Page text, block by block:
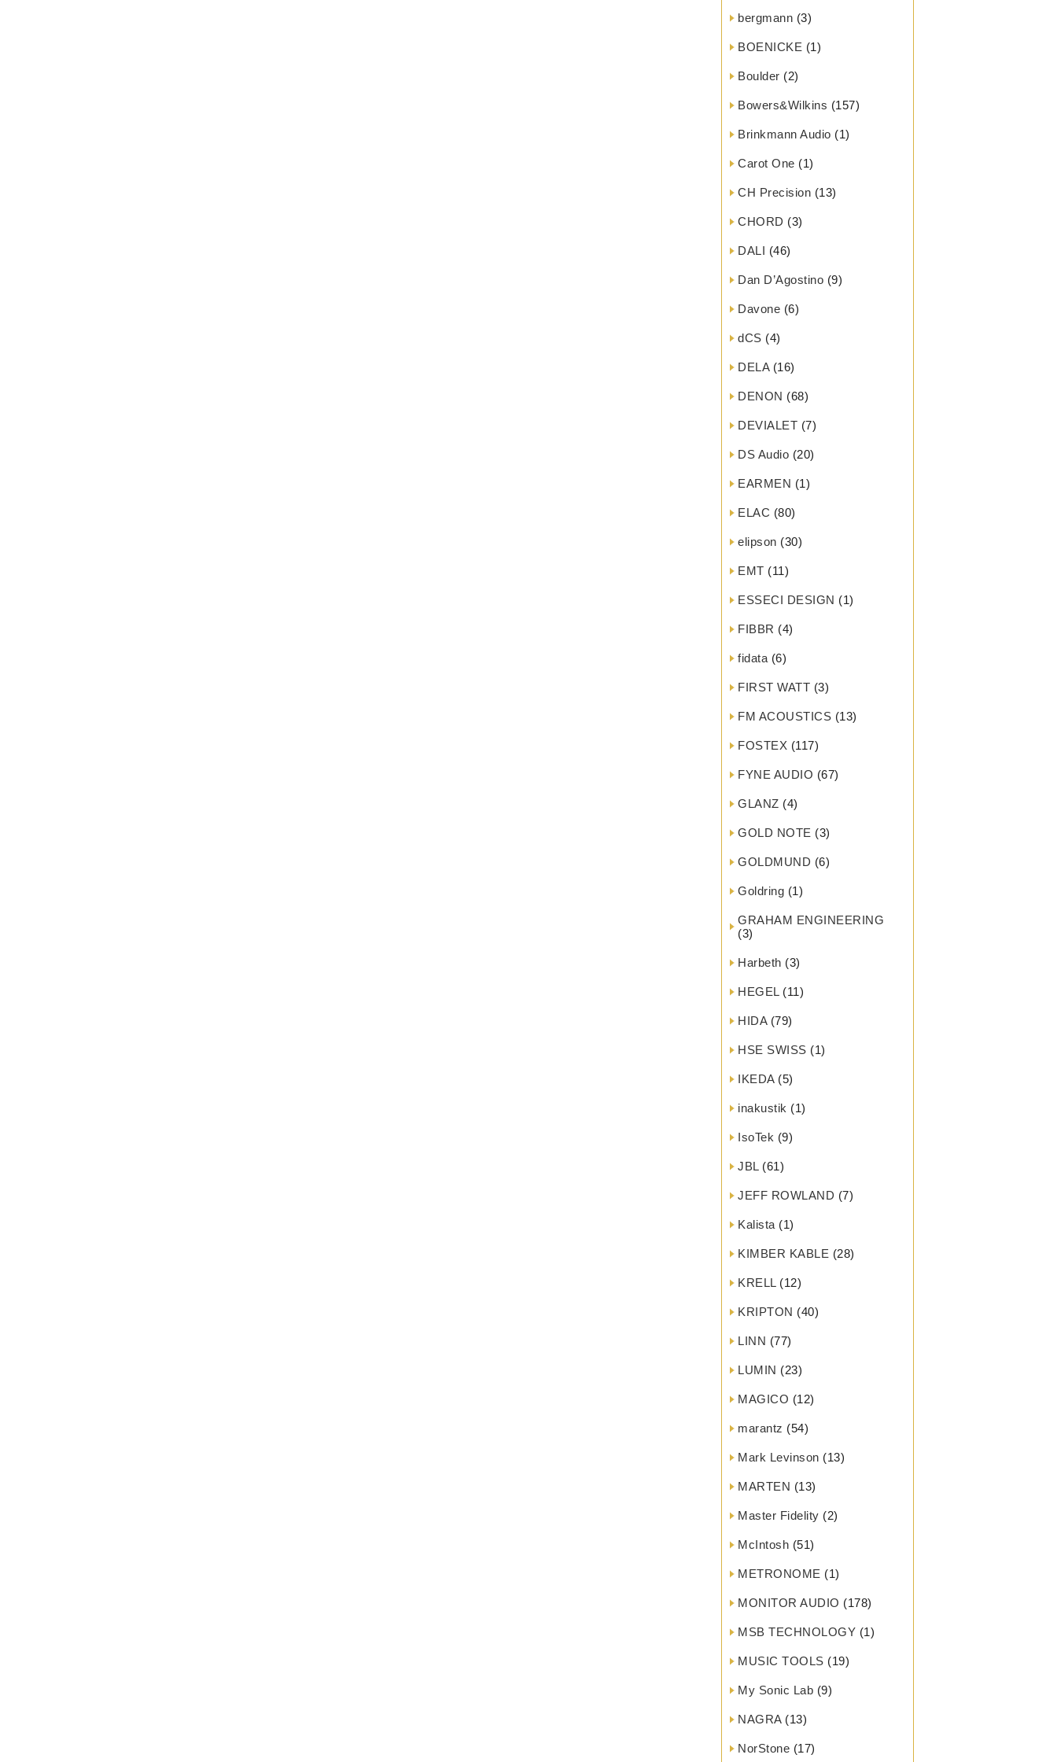
bergmann (3)
BOENICKE (1)
Boulder (2)
Bowers&Wilkins (157)
Brinkmann Audio (1)
Carot One (1)
CH Precision (13)
CHORD (3)
DALI (46)
Dan D’Agostino (9)
Davone (6)
dCS (4)
DELA(16)
DENON (68)
DEVIALET (7)
DS Audio (20)
EARMEN (1)
ELAC (80)
elipson (30)
EMT (11)
ESSECI DESIGN (1)
FIBBR (4)
fidata (6)
FIRST WATT (3)
FM ACOUSTICS (13)
FOSTEX (117)
FYNE AUDIO (67)
GLANZ (4)
GOLD NOTE (3)
GOLDMUND (6)
Goldring (1)
GRAHAM ENGINEERING
(3)
Harbeth (3)
HEGEL(11)
HIDA(79)
HSE SWISS (1)
IKEDA(5)
inakustik (1)
IsoTek (9)
JBL(61)
JEFF ROWLAND (7)
Kalista (1)
KIMBER KABLE (28)
KRELL(12)
KRIPTON (40)
LINN (77)
LUMIN (23)
MAGICO (12)
marantz (54)
Mark Levinson (13)
MARTEN (13)
Master Fidelity (2)
McIntosh (51)
METRONOME (1)
MONITOR AUDIO (178)
MSB TECHNOLOGY (1)
MUSIC TOOLS (19)
My Sonic Lab (9)
NAGRA(13)
NorStone (17)